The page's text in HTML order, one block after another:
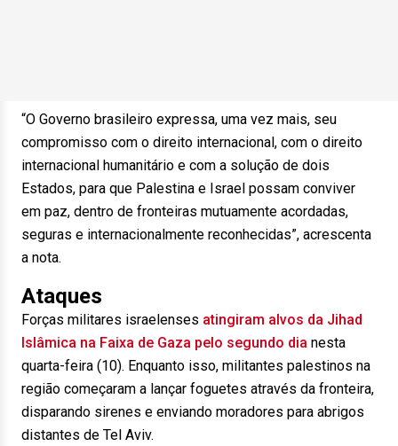
“O Governo brasileiro expressa, uma vez mais, seu
compromisso com o direito internacional, com o direito
internacional humanitário e com a solução de dois
Estados, para que Palestina e Israel possam conviver
em paz, dentro de fronteiras mutuamente acordadas,
seguras e internacionalmente reconhecidas”, acrescenta
a nota.
Ataques
Forças militares israelenses atingiram alvos da Jihad
Islâmica na Faixa de Gaza pelo segundo dia nesta
quarta-feira (10). Enquanto isso, militantes palestinos na
região começaram a lançar foguetes através da fronteira,
disparando sirenes e enviando moradores para abrigos
distantes de Tel Aviv.